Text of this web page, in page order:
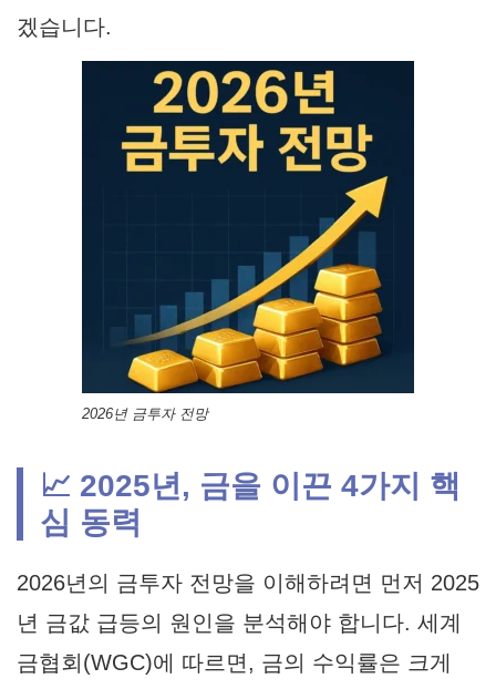
겠습니다.
2026년 금투자 전망
📈 2025년, 금을 이끈 4가지 핵
심 동력
2026년의 금투자 전망을 이해하려면 먼저 2025
년 금값 급등의 원인을 분석해야 합니다. 세계
금협회(WGC)에 따르면, 금의 수익률은 크게